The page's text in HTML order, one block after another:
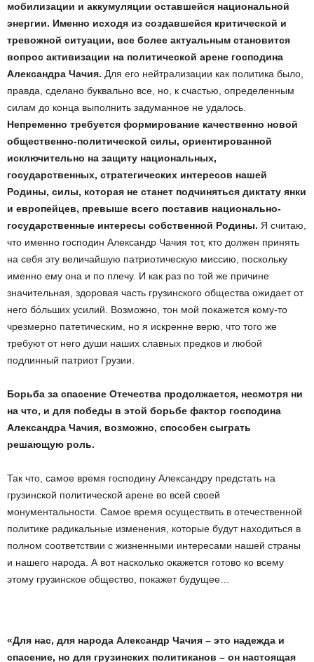
мобилизации и аккумуляции оставшейся национальной
энергии. Именно исходя из создавшейся критической и
тревожной ситуации, все более актуальным становится
вопрос активизации на политической арене господина
Александра Чачия. Для его нейтрализации как политика было,
правда, сделано буквально все, но, к счастью, определенным
силам до конца выполнить задуманное не удалось.
Непременно требуется формирование качественно новой
общественно-политической силы, ориентированной
исключительно на защиту национальных,
государственных, стратегических интересов нашей
Родины, силы, которая не станет подчиняться диктату янки
и европейцев, превыше всего поставив национально-
государственные интересы собственной Родины. Я считаю,
что именно господин Александр Чачия тот, кто должен принять
на себя эту величайшую патриотическую миссию, поскольку
именно ему она и по плечу. И как раз по той же причине
значительная, здоровая часть грузинского общества ожидает от
него бо́льших усилий. Возможно, тон мой покажется кому-то
чрезмерно патетическим, но я искренне верю, что того же
требуют от него души наших славных предков и любой
подлинный патриот Грузии.
Борьба за спасение Отечества продолжается, несмотря ни
на что, и для победы в этой борьбе фактор господина
Александра Чачия, возможно, способен сыграть
решающую роль.
Так что, самое время господину Александру предстать на
грузинской политической арене во всей своей
монументальности. Самое время осуществить в отечественной
политике радикальные изменения, которые будут находиться в
полном соответствии с жизненными интересами нашей страны
и нашего народа. А вот насколько окажется готово ко всему
этому грузинское общество, покажет будущее…
«Для нас, для народа Александр Чачия – это надежда и
спасение, но для грузинских политиканов – он настоящая